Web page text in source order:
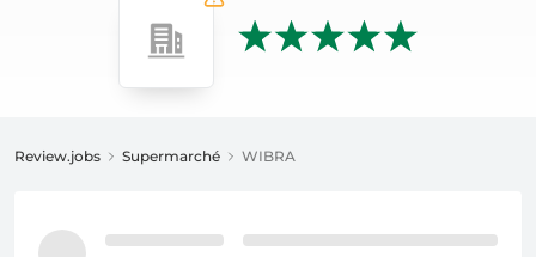
Review.jobs Supermarché WIBRA